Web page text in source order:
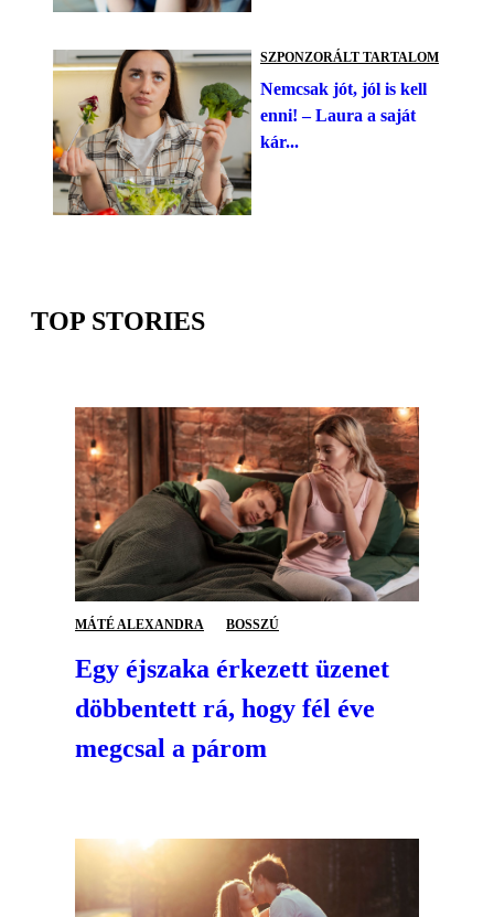
SZPONZORÁLT TARTALOM
Nemcsak jót, jól is kell
enni! – Laura a saját
kár...
TOP STORIES
MÁTÉ ALEXANDRA BOSSZÚ
Egy éjszaka érkezett üzenet
döbbentett rá, hogy fél éve
megcsal a párom